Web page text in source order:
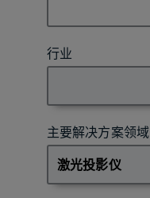
行业
主要解决方案领域